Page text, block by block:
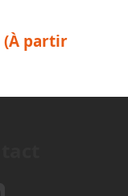
(À partir